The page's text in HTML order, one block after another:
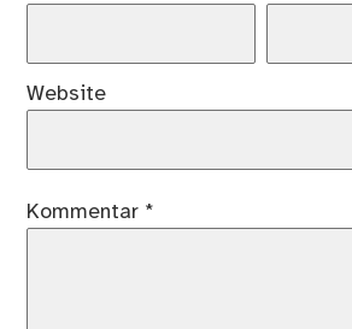
Website
Kommentar *